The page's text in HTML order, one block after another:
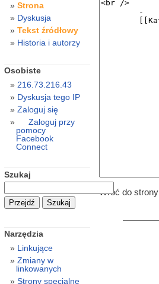
Wróć do strony
Strona
Dyskusja
Tekst źródłowy
Historia i autorzy
Osobiste
216.73.216.43
Dyskusja tego IP
Zaloguj się
Zaloguj przy
pomocy
Facebook
Connect
Szukaj
Narzędzia
Linkujące
Zmiany w
linkowanych
Strony specjalne